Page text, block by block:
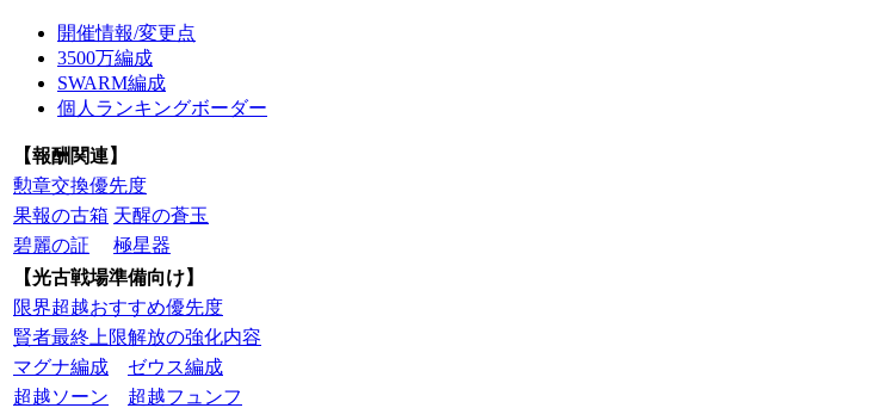
開催情報/変更点
3500万編成
SWARM編成
個人ランキングボーダー
【報酬関連】
勲章交換優先度
果報の古箱 天醒の蒼玉
碧麗の証
極星器
【光古戦場準備向け】
限界超越おすすめ優先度
賢者最終上限解放の強化内容
マグナ編成
ゼウス編成
超越ソーン
超越フュンフ